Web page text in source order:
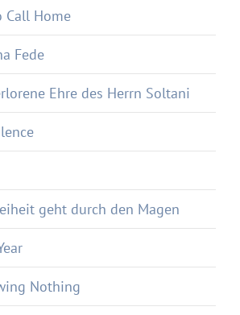
Call Home
Fede
Ehre des Herrn Soltani
geht durch den Magen
Nothing